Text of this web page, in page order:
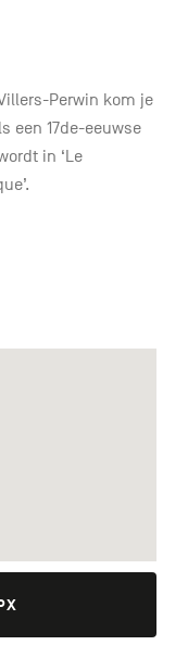
Perwin kom je
een 17de-eeuwse
in ‘Le